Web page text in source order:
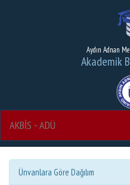
Aydın Adnan
Akademik
AKBİS - ADÜ
Ünvanlara Göre Dağılım